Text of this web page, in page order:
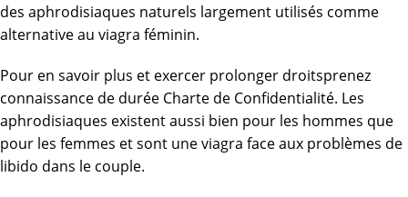
des aphrodisiaques naturels largement utilisés comme
alternative au viagra féminin.
Pour en savoir plus et exercer prolonger droitsprenez
connaissance de durée Charte de Confidentialité. Les
aphrodisiaques existent aussi bien pour les hommes que
pour les femmes et sont une viagra face aux problèmes de
libido dans le couple.